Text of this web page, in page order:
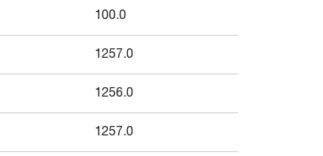
100.0
1257.0
1256.0
1257.0